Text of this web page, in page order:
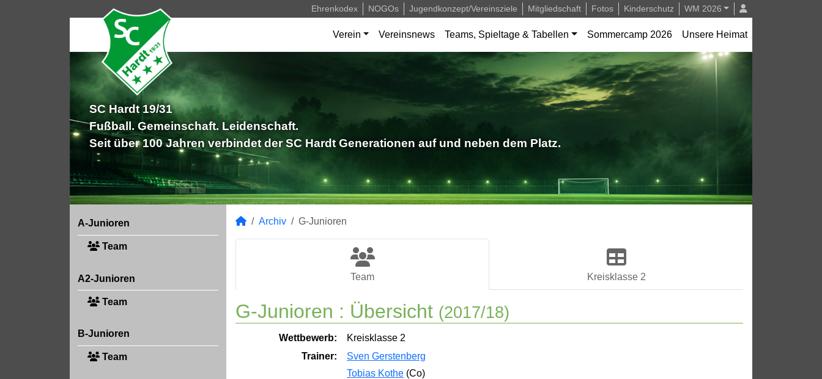
Ehrenkodex NOGOs Jugendkonzept/Vereinsziele Mitgliedschaft Fotos Kinderschutz WM 2026
Verein Vereinsnews Teams, Spieltage & Tabellen Sommercamp 2026 Unsere Heimat
SC Hardt 19/31
Fußball. Gemeinschaft. Leidenschaft.
Seit über 100 Jahren verbindet der SC Hardt Generationen auf und neben dem Platz.
A-Junioren
Team
A2-Junioren
Team
B-Junioren
Team
Archiv G-Junioren
Team Kreisklasse 2
G-Junioren : Übersicht (2017/18)
Wettbewerb:
Kreisklasse 2
Trainer:
Sven Gerstenberg
Tobias Kothe (Co)